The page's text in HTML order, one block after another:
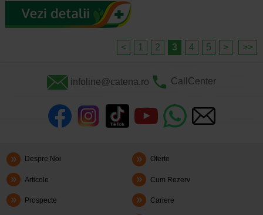
< 1 2 3 4 5 > >>
infoline@catena.ro CallCenter
Despre Noi Oferte
Articole Cum Rezerv
Prospecte Cariere